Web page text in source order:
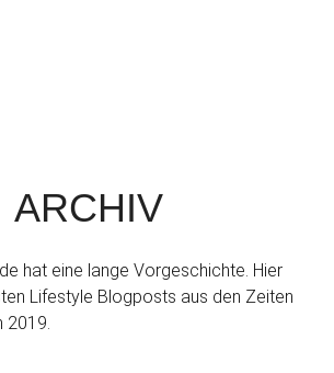
ARCHIV
hat eine lange Vorgeschichte. Hier
Lifestyle Blogposts aus den Zeiten
2019.